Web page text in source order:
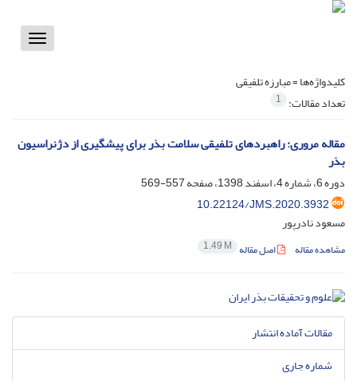
Toggle
کلیدواژه‌ها =مبارزه تلفیقی
تعداد مقالات: 1
مقاله مروری: راهبردهای تلفیقی سلامت بذر برای پیشگیری از دژنراسیون
بذر
دوره 6، شماره 4، اسفند 1398، صفحه
557-569
10.22124/JMS.2020.3932
مسعود نادرپور
مشاهده مقاله اصل مقاله 1.49 M
مقالات آماده انتشار
شماره جاری